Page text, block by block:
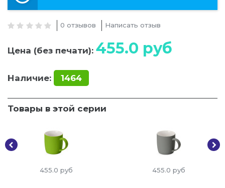
0 отзывов Написать отзыв
Цена (без печати): 455.0 руб
Наличие: 1464
Товары в этой серии
455.0 руб 455.0 руб